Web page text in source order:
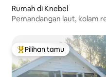
Rumah di Knebel
Pemandangan laut, kolam
Pilihan tamu terpopuler
Pilihan tamu